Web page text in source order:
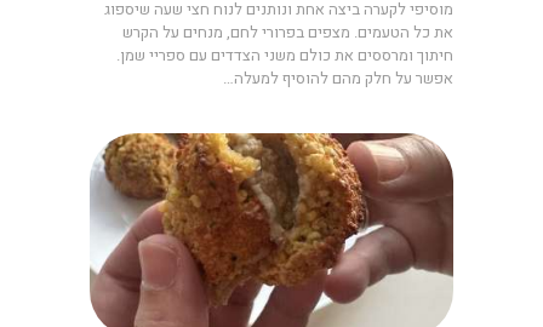
מוסיפי לקערה ביצה אחת ונותנים לנוח חצי שעה שיספוג
את כל הטעמים. מצפים בפרורי לחם, מנחים על הקרש
חיתוך ומרססים את כולם משני הצדדים עם ספריי שמן.
אפשר על חלק מהם להוסיף למעלה…